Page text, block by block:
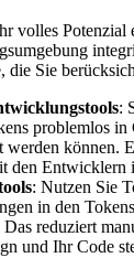
volles Potenzial
die Sie
:
problemlos in
werden können.
den Entwicklern
: Nutzen Sie
in den
reduziert
und Ihr Code